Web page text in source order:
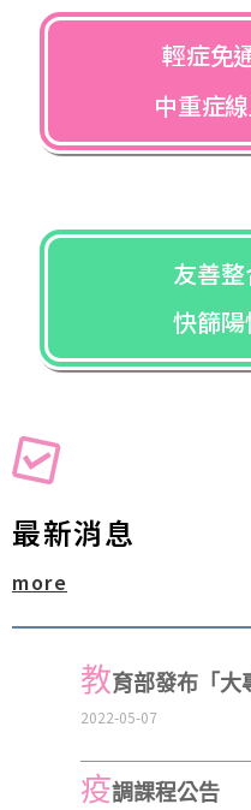
輕症免
中重症
友善整
快篩陽
最新消息
more
教育部發布「大
2022-05-07
疫調課程公告